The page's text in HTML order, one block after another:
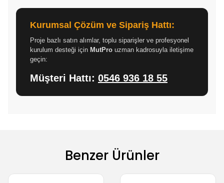
Kurumsal Çözüm ve Sipariş Hattı:
Proje bazlı satın alımlar, toplu siparişler ve profesyonel
kurulum desteği için MutPro uzman kadrosuyla iletişime
geçin:
Müşteri Hattı: 0546 936 18 55
Benzer Ürünler